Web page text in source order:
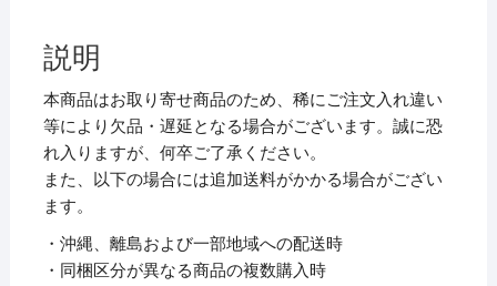
ヤ
ー
ポ
ト
（ク
リ
ア
説明
本商品はお取り寄せ商品のため、稀にご注文入れ違い
等により欠品・遅延となる場合がございます。誠に恐
れ入りますが、何卒ご了承ください。
また、以下の場合には追加送料がかかる場合がござい
ます。
・沖縄、離島および一部地域への配送時
・同梱区分が異なる商品の複数購入時